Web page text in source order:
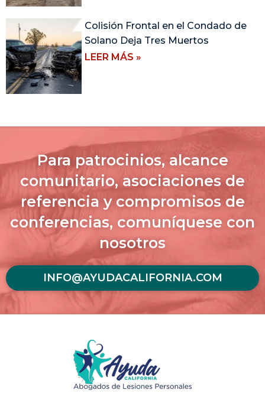
Colisión Frontal en el Condado de
Solano Deja Tres Muertos
LEER MÁS »
Para patrocinios, alcance
comunitario, asociaciones de
referencia y compromisos de
conferencias, comuníquese con
nosotros
INFO@AYUDACALIFORNIA.COM